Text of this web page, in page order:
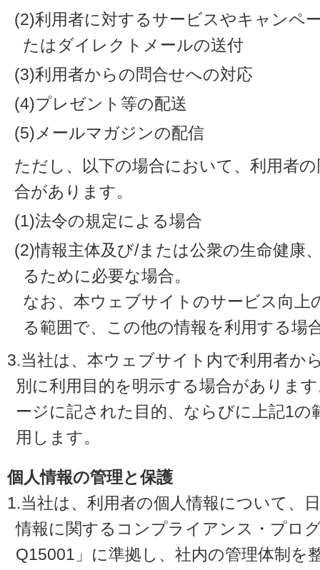
(2)利用者に対するサービスやキャンペ
たはダイレクトメールの送付
(3)利用者からの問合せへの対応
(4)プレゼント等の配送
(5)メールマガジンの配信
ただし、以下の場合において、利用者
合があります。
(1)法令の規定による場合
(2)情報主体及び/または公衆の生命健康
るために必要な場合。
なお、本ウェブサイトのサービス向上
る範囲で、この他の情報を利用する場
3.当社は、本ウェブサイト内で利用者か
別に利用目的を明示する場合がありま
ージに記された目的、ならびに上記1の
用します。
個人情報の管理と保護
1.当社は、利用者の個人情報について、
情報に関するコンプライアンス・プロ
Q15001」に準拠し、社内の管理体制を